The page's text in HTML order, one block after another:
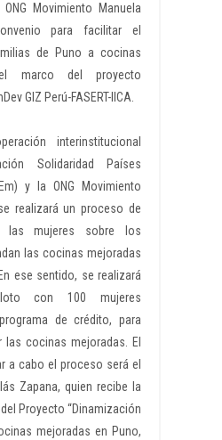
Movimiento Manuela
para facilitar el
de Puno a cocinas
marco del proyecto
GIZ Perú-FASERT-IICA.
interinstitucional
Solidaridad Países
y la ONG Movimiento
realizará un proceso de
las mujeres sobre los
las cocinas mejoradas
ese sentido, se realizará
con 100 mujeres
de crédito, para
las cocinas mejoradas. El
a cabo el proceso será el
Zapana, quien recibe la
Proyecto “Dinamización
mejoradas en Puno,